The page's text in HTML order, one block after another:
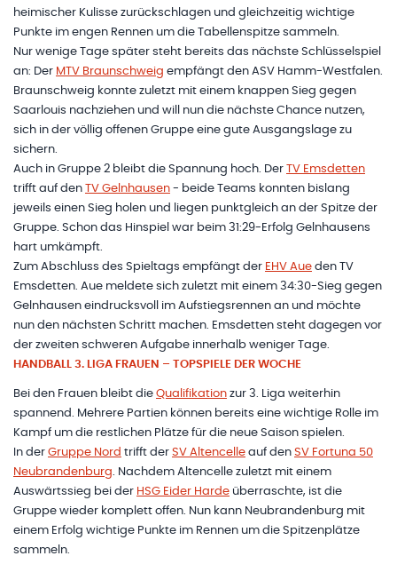
heimischer Kulisse zurückschlagen und gleichzeitig wichtige
Punkte im engen Rennen um die Tabellenspitze sammeln.
Nur wenige Tage später steht bereits das nächste Schlüsselspiel
an: Der MTV Braunschweig empfängt den ASV Hamm-Westfalen.
Braunschweig konnte zuletzt mit einem knappen Sieg gegen
Saarlouis nachziehen und will nun die nächste Chance nutzen,
sich in der völlig offenen Gruppe eine gute Ausgangslage zu
sichern.
Auch in Gruppe 2 bleibt die Spannung hoch. Der TV Emsdetten
trifft auf den TV Gelnhausen - beide Teams konnten bislang
jeweils einen Sieg holen und liegen punktgleich an der Spitze der
Gruppe. Schon das Hinspiel war beim 31:29-Erfolg Gelnhausens
hart umkämpft.
Zum Abschluss des Spieltags empfängt der EHV Aue den TV
Emsdetten. Aue meldete sich zuletzt mit einem 34:30-Sieg gegen
Gelnhausen eindrucksvoll im Aufstiegsrennen an und möchte
nun den nächsten Schritt machen. Emsdetten steht dagegen vor
der zweiten schweren Aufgabe innerhalb weniger Tage.
HANDBALL 3. LIGA FRAUEN – TOPSPIELE DER WOCHE
Bei den Frauen bleibt die Qualifikation zur 3. Liga weiterhin
spannend. Mehrere Partien können bereits eine wichtige Rolle im
Kampf um die restlichen Plätze für die neue Saison spielen.
In der Gruppe Nord trifft der SV Altencelle auf den SV Fortuna 50
Neubrandenburg. Nachdem Altencelle zuletzt mit einem
Auswärtssieg bei der HSG Eider Harde überraschte, ist die
Gruppe wieder komplett offen. Nun kann Neubrandenburg mit
einem Erfolg wichtige Punkte im Rennen um die Spitzenplätze
sammeln.